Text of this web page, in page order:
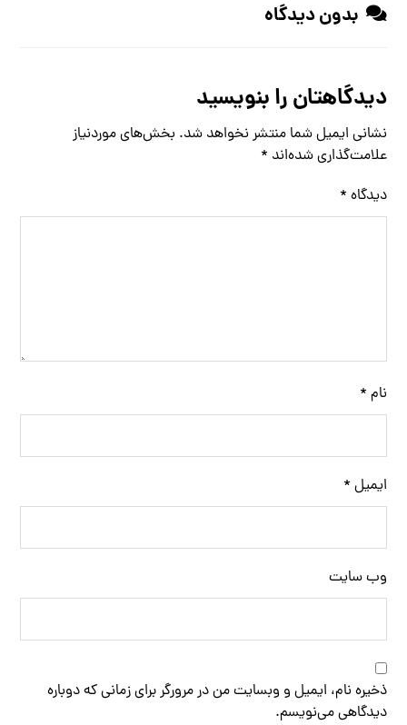
بدون دیدگاه
دیدگاهتان را بنویسید
نشانی ایمیل شما منتشر نخواهد شد. بخش‌های موردنیاز
علامت‌گذاری شده‌اند *
دیدگاه *
نام *
ایمیل *
وب‌ سایت
ذخیره نام، ایمیل و وبسایت من در مرورگر برای زمانی که دوباره
دیدگاهی می‌نویسم.